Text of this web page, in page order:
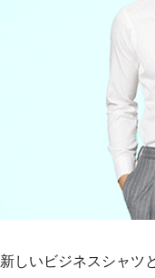
新しいビジネスシャツ